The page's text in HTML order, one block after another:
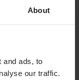
About
and ads, to
our traffic.
Stockholm, Zweden
van Koophandel